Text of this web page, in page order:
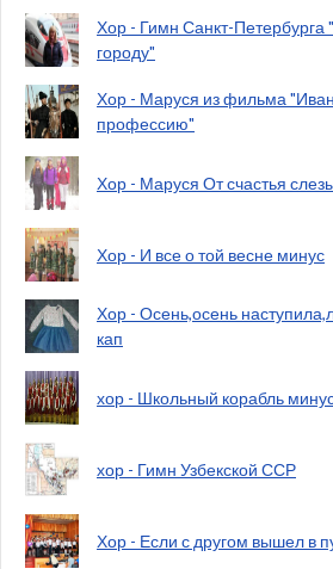
Хор - Гимн Санкт-Петербурга
городу"
Хор - Маруся из фильма
профессию"
Хор - Маруся От счастья
Хор - И все о той весне минус
Хор - Осень,осень
кап
хор - Школьный корабль
хор - Гимн Узбекской ССР
Хор - Если с другом вышел в